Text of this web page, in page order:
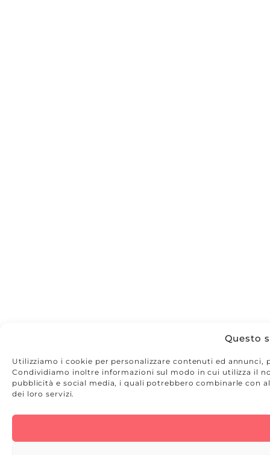
Questo
Utilizziamo i cookie per personalizzare contenuti ed
Condividiamo inoltre informazioni sul modo in cui utilizza il
pubblicità e social media, i quali potrebbero combinarle con
dei loro servizi.